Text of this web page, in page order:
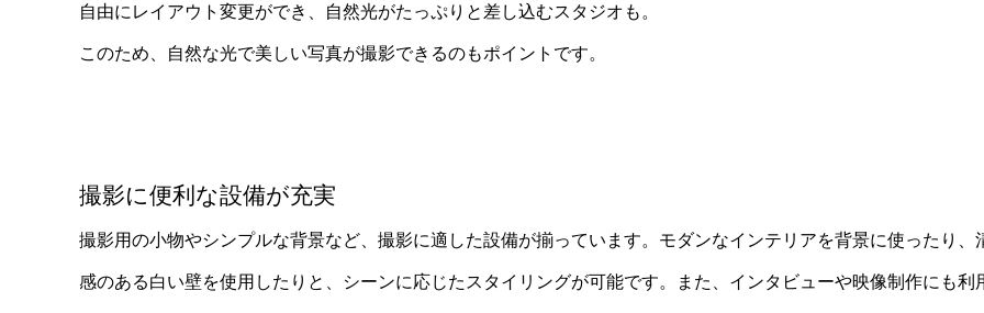
自由にレイアウト変更ができ、自然光がたっぷりと差し込むスタジオも。
このため、自然な光で美しい写真が撮影できるのもポイントです。
撮影に便利な設備が充実
撮影用の小物やシンプルな背景など、撮影に適した設備が揃っています。モダンなインテリアを背景に使ったり、
感のある白い壁を使用したりと、シーンに応じたスタイリングが可能です。また、インタビューや映像制作にも利